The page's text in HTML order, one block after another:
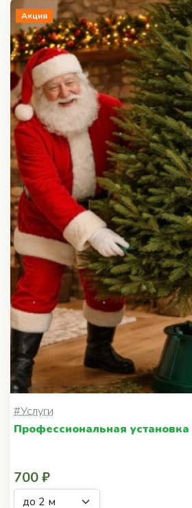
#Услуги
Профессиональная
700 ₽